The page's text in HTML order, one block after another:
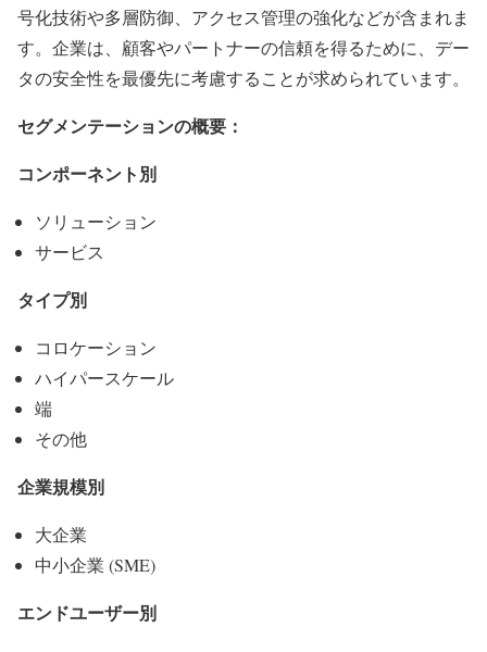
号化技術や多層防御、アクセス管理の強化などが含まれま
す。企業は、顧客やパートナーの信頼を得るために、デー
タの安全性を最優先に考慮することが求められています。
セグメンテーションの概要：
コンポーネント別
ソリューション
サービス
タイプ別
コロケーション
ハイパースケール
端
その他
企業規模別
大企業
中小企業 (SME)
エンドユーザー別